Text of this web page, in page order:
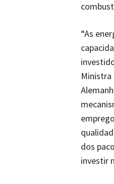
“As
Ministra
dos
investir